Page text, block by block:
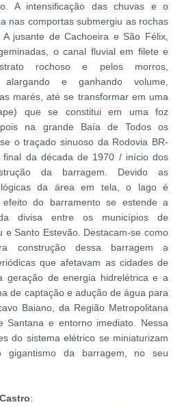
A intensificação das chuvas e o
nas comportas submergiu as rochas
jusante de Cachoeira e São Félix,
o canal fluvial em filete e
rochoso e pelos morros,
e ganhando volume,
marés, até se transformar em uma
que se constitui em uma foz
na grande Baía de Todos os
o traçado sinuoso da Rodovia BR-
da década de 1970 / início dos
da barragem. Devido as
da área em tela, o lago é
do barramento se estende a
divisa entre os municípios de
e Santo Estevão. Destacam-se como
construção dessa barragem a
que afetavam as cidades de
geração de energia hidrelétrica e a
de captação e adução de água para
Baiano, da Região Metropolitana
Santana e entorno imediato. Nessa
do sistema elétrico se miniaturizam
gigantismo da barragem, no seu
: